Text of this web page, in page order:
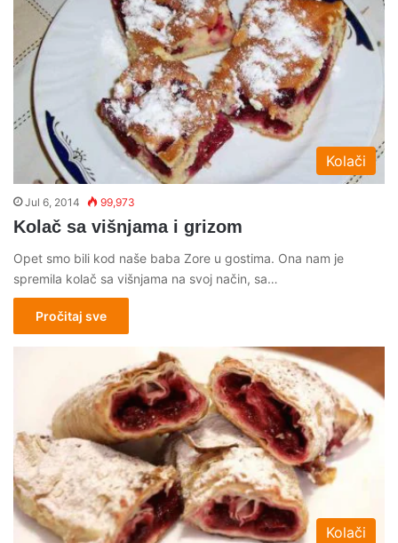
Kolači
Jul 6, 2014 99,973
Kolač sa višnjama i grizom
Opet smo bili kod naše baba Zore u gostima. Ona nam je
spremila kolač sa višnjama na svoj način, sa…
Pročitaj sve
Kolači